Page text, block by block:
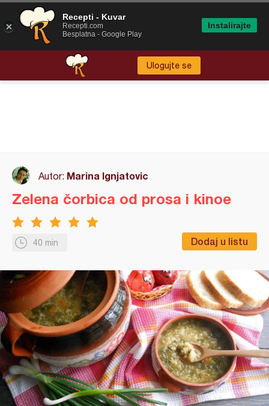
Ulogujte se
Autor: Marina Ignjatovic
40 min Dodaj u listu
Zelena čorbica od prosa i kinoe
Recepti - Kuvar
Recepti.com
Besplatna - Google Play
Instalirajte